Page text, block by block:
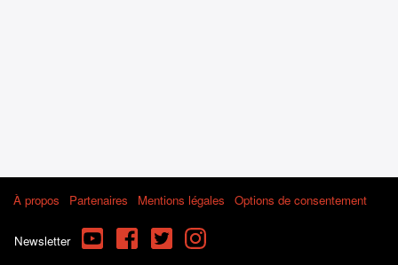
À propos Partenaires Mentions légales Options de consentement
Newsletter YouTube FacebookTwitterInstagram